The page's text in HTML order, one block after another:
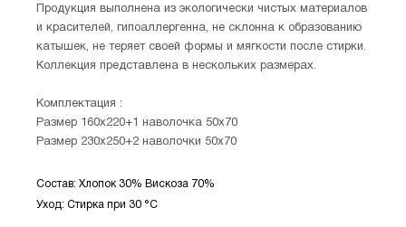
Продукция выполнена из экологически чистых материалов
и красителей, гипоаллергенна, не склонна к образованию
катышек, не теряет своей формы и мягкости после стирки.
Коллекция представлена в нескольких размерах.
Комплектация :
Размер 160х220+1 наволочка 50х70
Размер 230х250+2 наволочки 50х70
Состав: Хлопок 30% Вискоза 70%
Уход: Стирка при 30 °С